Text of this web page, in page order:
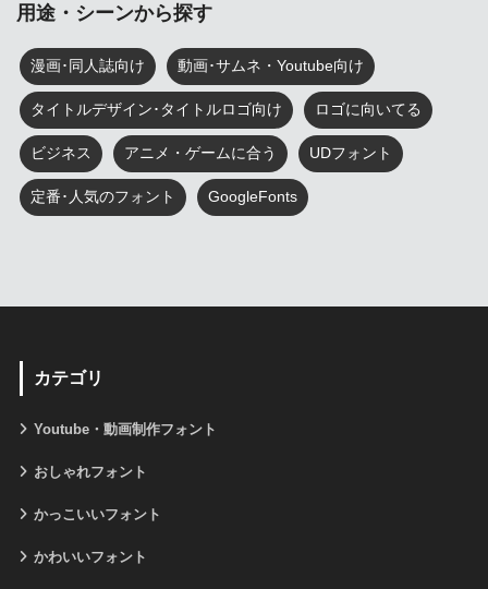
用途・シーンから探す
漫画･同人誌向け 動画･サムネ・Youtube向け
タイトルデザイン･タイトルロゴ向け ロゴに向いてる
ビジネス アニメ・ゲームに合う UDフォント
定番･人気のフォント GoogleFonts
カテゴリ
Youtube・動画制作フォント
おしゃれフォント
かっこいいフォント
かわいいフォント